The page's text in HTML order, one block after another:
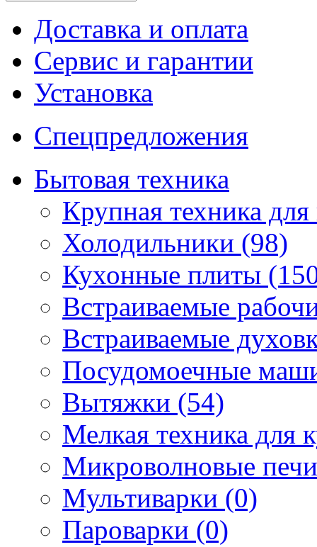
Доставка и оплата
Сервис и гарантии
Установка
Спецпредложения
Бытовая техника
Крупная техника
Холодильники (98)
Кухонные плиты
Встраиваемые
Встраиваемые
Посудомоечные
Вытяжки (54)
Мелкая техника для
Микроволновые
Мультиварки (0)
Пароварки (0)